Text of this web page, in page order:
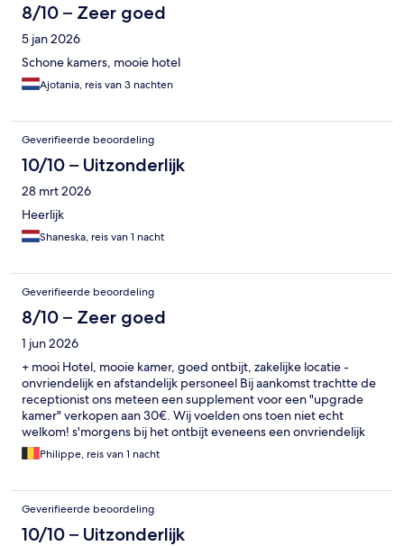
8/10 – Zeer goed
5 jan 2026
Schone kamers, mooie hotel
Ajotania, reis van 3 nachten
Geverifieerde beoordeling
10/10 – Uitzonderlijk
28 mrt 2026
Heerlijk
Shaneska, reis van 1 nacht
Geverifieerde beoordeling
8/10 – Zeer goed
1 jun 2026
+ mooi Hotel, mooie kamer, goed ontbijt, zakelijke locatie -
onvriendelijk en afstandelijk personeel Bij aankomst trachtte de
receptionist ons meteen een supplement voor een "upgrade
kamer" verkopen aan 30€. Wij voelden ons toen niet echt
welkom! s'morgens bij het ontbijt eveneens een onvriendelijk
ontvangst. "Eet smakelijk" met een glimlach kon er blijkbaar er
niet af!
Philippe, reis van 1 nacht
Geverifieerde beoordeling
10/10 – Uitzonderlijk